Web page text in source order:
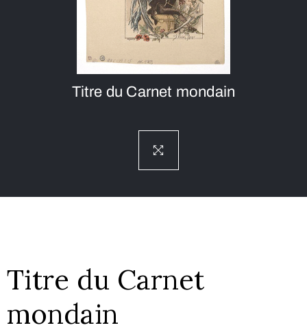
Titre du Carnet mondain
Titre du Carnet
mondain